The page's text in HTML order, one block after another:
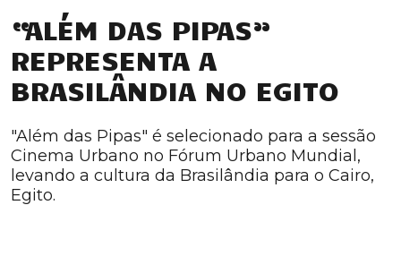
“ALÉM DAS PIPAS”
REPRESENTA A
BRASILÂNDIA NO EGITO
"Além das Pipas" é selecionado para a sessão
Cinema Urbano no Fórum Urbano Mundial,
levando a cultura da Brasilândia para o Cairo,
Egito.